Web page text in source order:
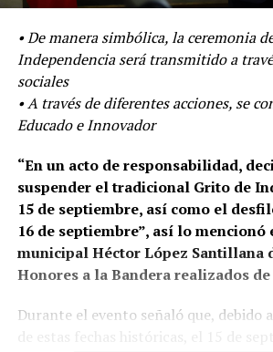
• De manera simbólica, la ceremonia
Independencia será transmitido a
sociales
• A través de diferentes acciones, se
Educado e Innovador
“En un acto de responsabilidad,
suspender el tradicional Grito de
15 de septiembre, así como el
16 de septiembre”, así lo
municipal Héctor López Santillana
Honores a la Bandera realizados
Durante el evento señaló que, debido